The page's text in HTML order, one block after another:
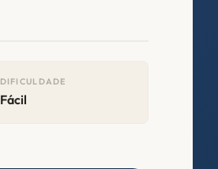
DIFICULDADE
Fácil